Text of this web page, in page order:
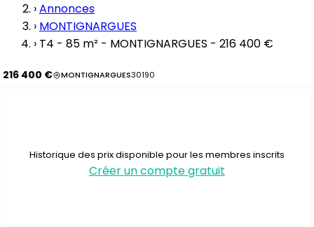
›Annonces
› MONTIGNARGUES
› T4 - 85 m² - MONTIGNARGUES - 216 400 €
216 400 € MONTIGNARGUES30190
Historique des prix disponible pour les membres inscrits
Créer un compte gratuit